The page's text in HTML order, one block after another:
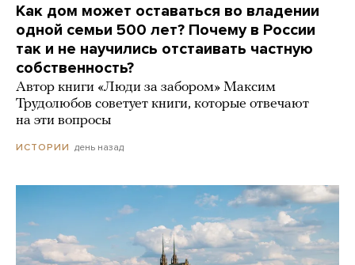
Как дом может оставаться во владении
одной семьи 500 лет? Почему в России
так и не научились отстаивать частную
собственность?
Автор книги «Люди за забором» Максим
Трудолюбов советует книги, которые отвечают
на эти вопросы
ИСТОРИИ день назад